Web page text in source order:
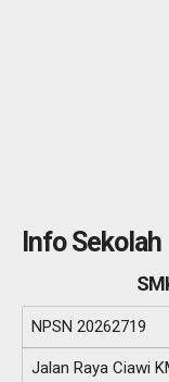
Info Sekolah
NPSN 20262719
Jalan Raya Ciawi